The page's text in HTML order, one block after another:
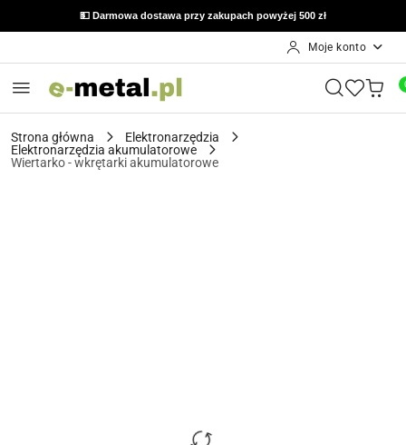
💵 Darmowa dostawa przy zakupach powyżej 500 zł
Moje konto
Strona główna
Elektronarzędzia
Elektronarzędzia akumulatorowe
Wiertarko - wkrętarki akumulatorowe